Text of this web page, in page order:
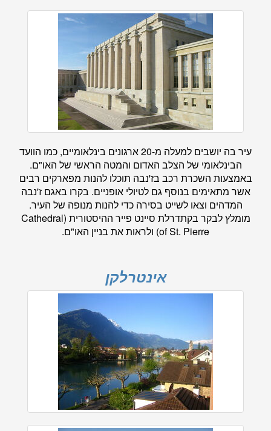
עיר בה יושבים למעלה מ-20 ארגונים בינלאומיים, כמו הוועד
הבינלאומי של הצלב האדום והמטה הראשי של האו"ם.
באמצעות השכרת רכב בז'נבה תוכלו להנות מפארקים רבים
אשר מתאימים בנוסף גם לטיולי אופניים. בקרו באגם ז'נבה
המדהים וצאו לשייט בסירה כדי להנות מנופה של העיר.
מומלץ לבקר בקתדרלת סיינט פייר ההיסטורית (Cathedral
of St. Pierre) ולראות את בניין האו"ם.
אינטרלקן